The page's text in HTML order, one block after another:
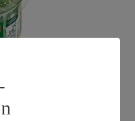
Crème Fraîche